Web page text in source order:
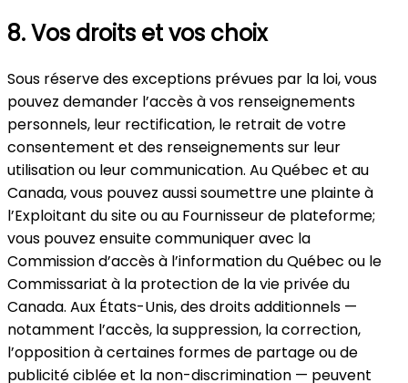
8. Vos droits et vos choix
Sous réserve des exceptions prévues par la loi, vous
pouvez demander l’accès à vos renseignements
personnels, leur rectification, le retrait de votre
consentement et des renseignements sur leur
utilisation ou leur communication. Au Québec et au
Canada, vous pouvez aussi soumettre une plainte à
l’Exploitant du site ou au Fournisseur de plateforme;
vous pouvez ensuite communiquer avec la
Commission d’accès à l’information du Québec ou le
Commissariat à la protection de la vie privée du
Canada. Aux États-Unis, des droits additionnels —
notamment l’accès, la suppression, la correction,
l’opposition à certaines formes de partage ou de
publicité ciblée et la non-discrimination — peuvent